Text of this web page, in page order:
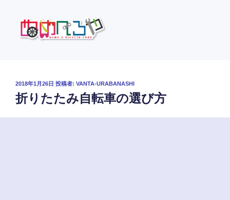
プ
投
稿
日:
2018年1月26日 投稿者: VANTA-URABANASHI
折りたたみ自転車の選び方